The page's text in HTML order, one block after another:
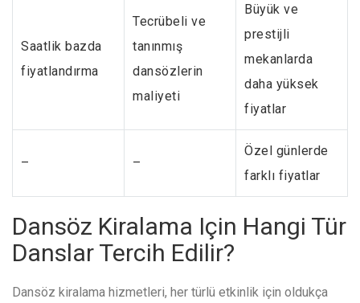
Saatlik bazda
fiyatlandırma
Tecrübeli ve
tanınmış
dansözlerin
maliyeti
Büyük ve
prestijli
mekanlarda
daha yüksek
fiyatlar
– –
Özel günlerde
farklı fiyatlar
Dansöz Kiralama Için Hangi Tür
Danslar Tercih Edilir?
Dansöz kiralama hizmetleri, her türlü etkinlik için oldukça